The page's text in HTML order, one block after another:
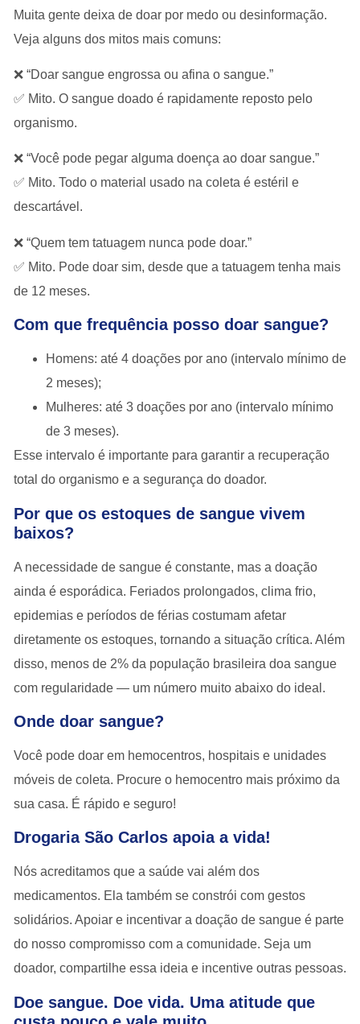
Muita gente deixa de doar por medo ou desinformação.
Veja alguns dos mitos mais comuns:
❌ “Doar sangue engrossa ou afina o sangue.”
✅ Mito. O sangue doado é rapidamente reposto pelo
organismo.
❌ “Você pode pegar alguma doença ao doar sangue.”
✅ Mito. Todo o material usado na coleta é estéril e
descartável .
❌ “Quem tem tatuagem nunca pode doar.”
✅ Mito. Pode doar sim, desde que a tatuagem tenha mais
de 12 meses.
Com que frequência posso doar sangue?
Homens: até 4 doações por ano (intervalo mínimo de
2 meses);
Mulheres: até 3 doações por ano (intervalo mínimo
de 3 meses).
Esse intervalo é importante para garantir a recuperação
total do organismo e a segurança do doador.
Por que os estoques de sangue vivem
baixos?
A necessidade de sangue é constante, mas a doação
ainda é esporádica. Feriados prolongados, clima frio,
epidemias e períodos de férias costumam afetar
diretamente os estoques, tornando a situação crítica. Além
disso, menos de 2% da população brasileira doa sangue
com regularidade — um número muito abaixo do ideal.
Onde doar sangue?
Você pode doar em hemocentros, hospitais e unidades
móveis de coleta. Procure o hemocentro mais próximo da
sua casa. É rápido e seguro!
Drogaria São Carlos apoia a vida!
Nós acreditamos que a saúde vai além dos
medicamentos. Ela também se constrói com gestos
solidários. Apoiar e incentivar a doação de sangue é parte
do nosso compromisso com a comunidade. Seja um
doador, compartilhe essa ideia e incentive outras pessoas.
Doe sangue. Doe vida. Uma atitude que